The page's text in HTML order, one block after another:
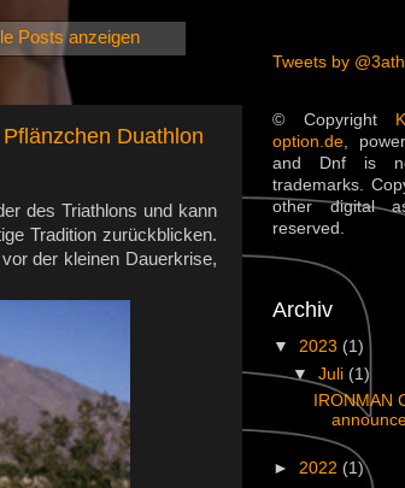
Posts anzeigen
Duathlon
des Triathlons und kann
Tradition zurückblicken.
der kleinen Dauerkrise,
Tweets by
© Copyright
option.de ,
and Dnf is
trademarks.
other digital
reserved.
Archiv
▼ 2023 (1)
▼Juli (1)
IRONMAN
► 2022 (1)